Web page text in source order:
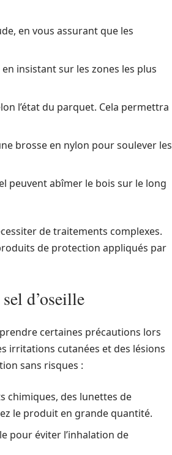
en vous assurant que les
insistant sur les zones les plus
l’état du parquet. Cela permettra
brosse en nylon pour soulever les
peuvent abîmer le bois sur le long
de traitements complexes.
de protection appliqués par
d’oseille
certaines précautions lors
irritations cutanées et des lésions
sans risques :
chimiques, des lunettes de
le produit en grande quantité.
pour éviter l’inhalation de